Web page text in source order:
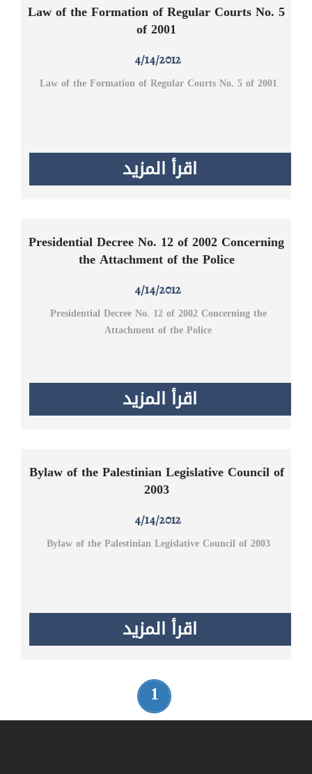
Law of the Formation of Regular Courts No. 5
of 2001
4/14/2012
Law of the Formation of Regular Courts No. 5 of 2001
اقرأ المزيد
Presidential Decree No. 12 of 2002 Concerning
the Attachment of the Police
4/14/2012
Presidential Decree No. 12 of 2002 Concerning the
Attachment of the Police
اقرأ المزيد
Bylaw of the Palestinian Legislative Council of
2003
4/14/2012
Bylaw of the Palestinian Legislative Council of 2003
اقرأ المزيد
1